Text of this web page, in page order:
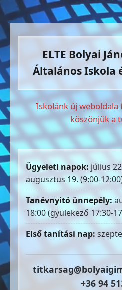
ELTE Bolyai
Általános Iskola
Iskolánk új weboldala
köszönjük a
Ügyeleti napok: július
augusztus 19. (9:00-
Tanévnyitó ünnepély:
18:00 (gyülekező 17:30-
Első tanítási nap:
+36 94